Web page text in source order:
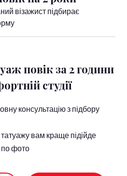
візажист підбирає
повік за 2 години
студії
консультацію з підбору
вам краще підійде
по фото